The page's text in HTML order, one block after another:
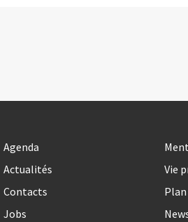
Agenda
Actualités
Contacts
Jobs
Vie